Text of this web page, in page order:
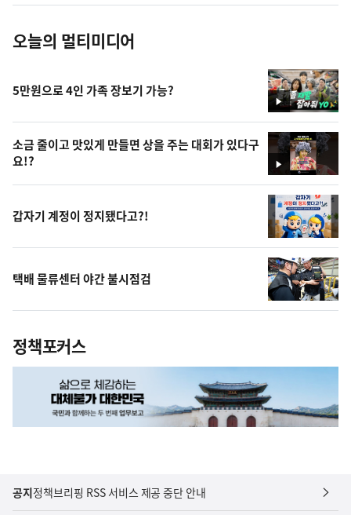
오늘의 멀티미디어
영
상
5만원으로 4인 가족 장보기 가능?
영
상
소금 줄이고 맛있게 만들면 상을 주는 대회가 있다구
요!?
갑자기 계정이 정지됐다고?!
택배 물류센터 야간 불시점검
정책포커스
공지정책브리핑 RSS 서비스 제공 중단 안내